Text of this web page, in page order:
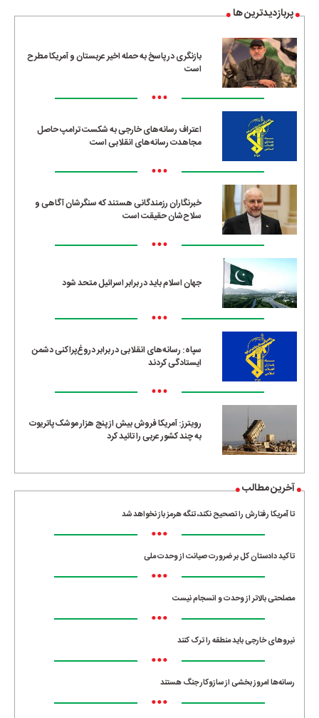
پربازدیدترین ها
بازنگری در پاسخ به حمله اخیر عربستان و آمریکا مطرح
است
•••
اعتراف رسانه‌های خارجی به شکست ترامپ حاصل
مجاهدت رسانه‌های انقلابی است
•••
خبرنگاران رزمندگانی هستند که سنگرشان آگاهی و
سلاح‌شان حقیقت است
•••
جهان اسلام باید در برابر اسرائیل متحد شود
•••
سپاه: رسانه‌های انقلابی در برابر دروغ‌پراکنی دشمن
ایستادگی کردند
•••
رویترز: آمریکا فروش بیش از پنج هزار موشک پاتریوت
به چند کشور عربی را تائید کرد
آخرین مطالب
تا آمریکا رفتارش را تصحیح نکند، تنگه هرمز باز نخواهد شد
•••
تاکید دادستان کل بر ضرورت صیانت از وحدت ملی
•••
مصلحتی بالاتر از وحدت و انسجام نیست
•••
نیروهای خارجی باید منطقه را ترک کنند
•••
رسانه‌ها امروز بخشی از سازوکار جنگ هستند
•••